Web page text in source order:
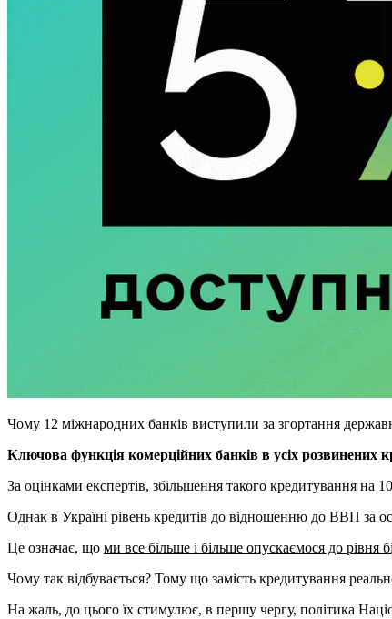
Чому 12 міжнародних банків виступили за згортання
Ключова функція комерційних банків в усіх розвинених
За оцінками експертів, збільшення такого кредитування на
Однак в Україні рівень кредитів до відношенню до ВВП за
Це означає, що ми все більше і більше опускаємося до рівня
Чому так відбувається? Тому що замість кредитування
На жаль, до цього їх стимулює, в першу чергу, політика